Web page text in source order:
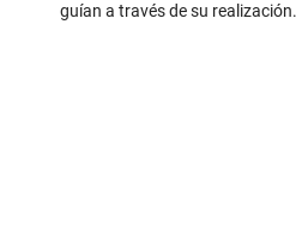
guían a través de su realización.